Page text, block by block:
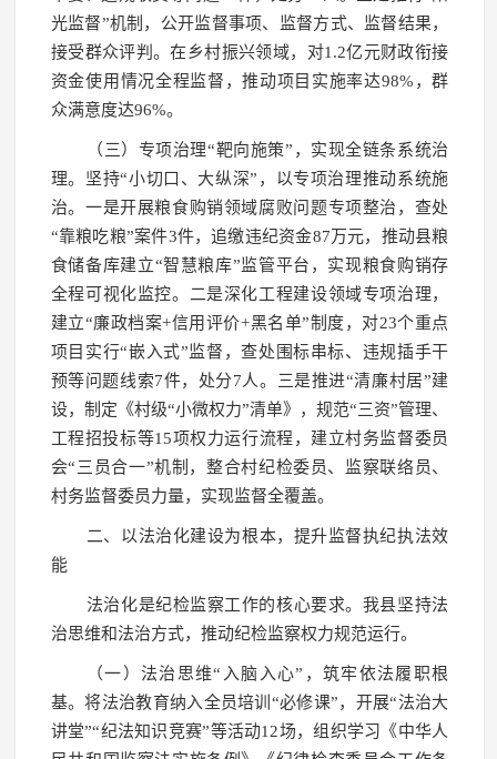
光监督”机制，公开监督事项、监督方式、监督结果，
接受群众评判。在乡村振兴领域，对1.2亿元财政衔接
资金使用情况全程监督，推动项目实施率达98%，群
众满意度达96%。
（三）专项治理“靶向施策”，实现全链条系统治
理。坚持“小切口、大纵深”，以专项治理推动系统施
治。一是开展粮食购销领域腐败问题专项整治，查处
“靠粮吃粮”案件3件，追缴违纪资金87万元，推动县粮
食储备库建立“智慧粮库”监管平台，实现粮食购销存
全程可视化监控。二是深化工程建设领域专项治理，
建立“廉政档案+信用评价+黑名单”制度，对23个重点
项目实行“嵌入式”监督，查处围标串标、违规插手干
预等问题线索7件，处分7人。三是推进“清廉村居”建
设，制定《村级“小微权力”清单》，规范“三资”管理、
工程招投标等15项权力运行流程，建立村务监督委员
会“三员合一”机制，整合村纪检委员、监察联络员、
村务监督委员力量，实现监督全覆盖。
二、以法治化建设为根本，提升监督执纪执法效
能
法治化是纪检监察工作的核心要求。我县坚持法
治思维和法治方式，推动纪检监察权力规范运行。
（一）法治思维“入脑入心”，筑牢依法履职根
基。将法治教育纳入全员培训“必修课”，开展“法治大
讲堂”“纪法知识竞赛”等活动12场，组织学习《中华人